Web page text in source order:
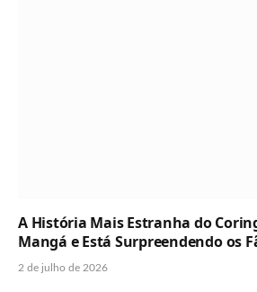
A História Mais Estranha do
Mangá e Está Surpreendendo os
2 de julho de 2026